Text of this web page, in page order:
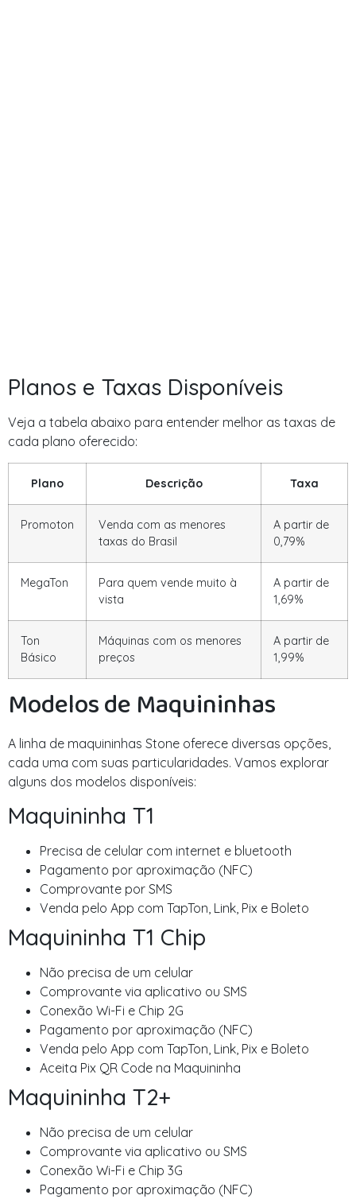
Planos e Taxas Disponíveis
Veja a tabela abaixo para entender melhor as taxas de
cada plano oferecido:
Plano Descrição Taxa
Promoton
Venda com as menores
taxas do Brasil
A partir de
0,79%
MegaTon
Para quem vende muito à
vista
A partir de
1,69%
Ton
Básico
Máquinas com os menores
preços
A partir de
1,99%
Modelos de Maquininhas
A linha de maquininhas Stone oferece diversas opções,
cada uma com suas particularidades. Vamos explorar
alguns dos modelos disponíveis:
Maquininha T1
Precisa de celular com internet e bluetooth
Pagamento por aproximação (NFC)
Comprovante por SMS
Venda pelo App com TapTon, Link, Pix e Boleto
Maquininha T1 Chip
Não precisa de um celular
Comprovante via aplicativo ou SMS
Conexão Wi-Fi e Chip 2G
Pagamento por aproximação (NFC)
Venda pelo App com TapTon, Link, Pix e Boleto
Aceita Pix QR Code na Maquininha
Maquininha T2+
Não precisa de um celular
Comprovante via aplicativo ou SMS
Conexão Wi-Fi e Chip 3G
Pagamento por aproximação (NFC)